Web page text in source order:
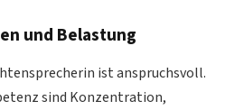
und Belastung
ist anspruchsvoll.
sind Konzentration,